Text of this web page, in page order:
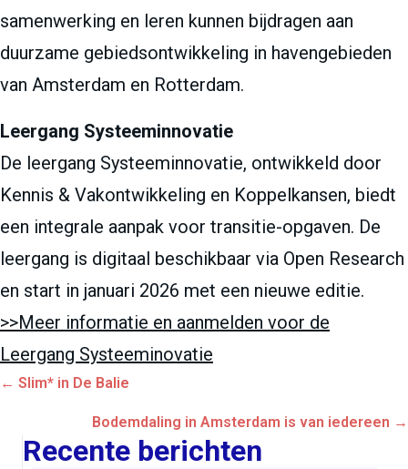
samenwerking en leren kunnen bijdragen aan
duurzame gebiedsontwikkeling in havengebieden
van Amsterdam en Rotterdam.
Leergang Systeeminnovatie
De leergang Systeeminnovatie, ontwikkeld door
Kennis & Vakontwikkeling en Koppelkansen, biedt
een integrale aanpak voor transitie-opgaven. De
leergang is digitaal beschikbaar via Open Research
en start in januari 2026 met een nieuwe editie.
>>Meer informatie en aanmelden voor de
Leergang Systeeminovatie
Posts
navigation
← Slim* in De Balie
Bodemdaling in Amsterdam is van iedereen →
Recente berichten